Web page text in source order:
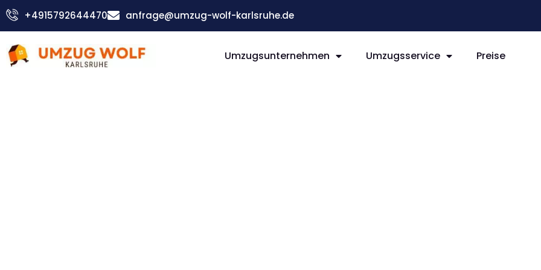
Zum
Inhalt
+4915792644470 anfrage@umzug-wolf-karlsruhe.de
Umzugsunternehmen Umzugsservice Preise